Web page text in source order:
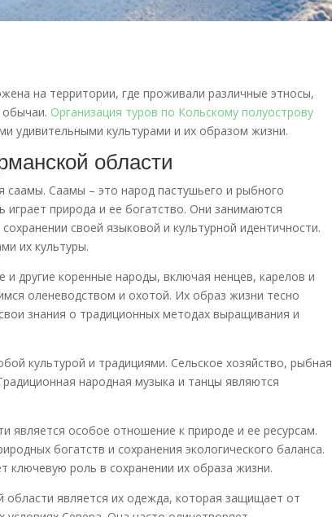
на территории, где проживали различные этносы,
Организация туров по Кольскому полуострову
удивительными культурами и их образом жизни.
области
Саамы – это народ пастушьего и рыбного
природа и ее богатство. Они занимаются
своей языковой и культурной идентичности.
их культуры.
другие коренные народы, включая ненцев, карелов и
оленеводством и охотой. Их образ жизни тесно
знания о традиционных методах выращивания и
культурой и традициями. Сельское хозяйство, рыбная
народная музыка и танцы являются
особое отношение к природе и ее ресурсам.
богатств и сохранения экологического баланса.
ключевую роль в сохранении их образа жизни.
является их одежда, которая защищает от